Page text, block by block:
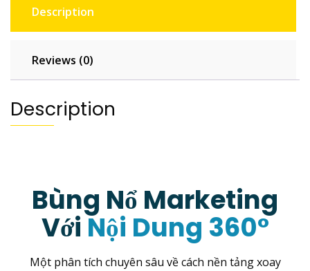
Description
Reviews (0)
Description
Bùng Nổ Marketing
Với Nội Dung 360°
Một phân tích chuyên sâu về cách nền tảng xoay